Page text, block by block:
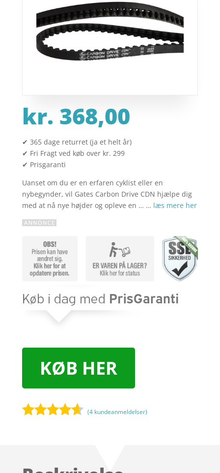
kr. 368,00
✔ 365 dage returret (ja et helt år)
✔ Fri Fragt ved køb over kr. 299
✔ Prisgaranti
Uanset om du er en erfaren cyklist eller en
nybegynder, vil Gates Carbon Drive CDN hjælpe dig
med at nå nye højder og opleve en … … læs mere her
KØB HER
(4 kundeanmeldelser)